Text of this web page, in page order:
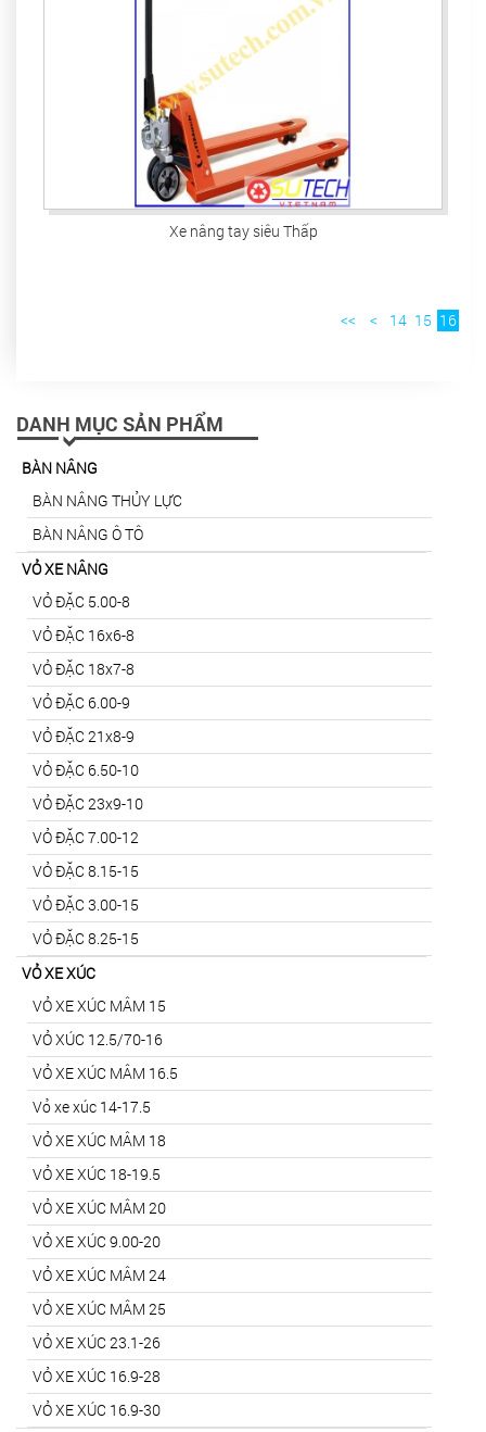
Xe nâng tay siêu Thấp
<< < 14 15 16
DANH MỤC SẢN PHẨM
BÀN NÂNG
BÀN NÂNG THỦY LỰC
BÀN NÂNG Ô TÔ
VỎ XE NÂNG
VỎ ĐẶC 5.00-8
VỎ ĐẶC 16x6-8
VỎ ĐẶC 18x7-8
VỎ ĐẶC 6.00-9
VỎ ĐẶC 21x8-9
VỎ ĐẶC 6.50-10
VỎ ĐẶC 23x9-10
VỎ ĐẶC 7.00-12
VỎ ĐẶC 8.15-15
VỎ ĐẶC 3.00-15
VỎ ĐẶC 8.25-15
VỎ XE XÚC
VỎ XE XÚC MÂM 15
VỎ XÚC 12.5/70-16
VỎ XE XÚC MÂM 16.5
Vỏ xe xúc 14-17.5
VỎ XE XÚC MÂM 18
VỎ XE XÚC 18-19.5
VỎ XE XÚC MÂM 20
VỎ XE XÚC 9.00-20
VỎ XE XÚC MÂM 24
VỎ XE XÚC MÂM 25
VỎ XE XÚC 23.1-26
VỎ XE XÚC 16.9-28
VỎ XE XÚC 16.9-30